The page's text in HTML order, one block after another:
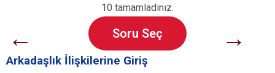
10 tamamladınız.
← Soru Seç →
Arkadaşlık İlişkilerine Giriş